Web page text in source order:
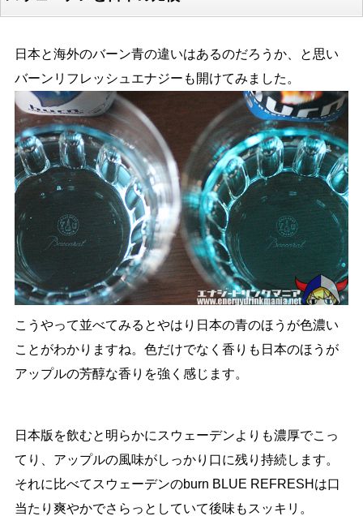
日本と海外のバーン青の違いはあるのだろうか、と思い
バーンリフレッシュエナジーも開けてみました。
こうやって並べてみるとやはり日本の青のほうが色濃い
ことがわかりますね。色だけでなく香りも日本のほうが
アップルの芳醇な香りを強く感じます。
日本版を飲むと明らかにスウェーデンよりも濃厚でこっ
てり、アップルの風味がしっかり口に残り持続します。
それに比べてスウェーデンのburn BLUE REFRESHは口
当たり爽やかでさらっとしていて後味もスッキリ。